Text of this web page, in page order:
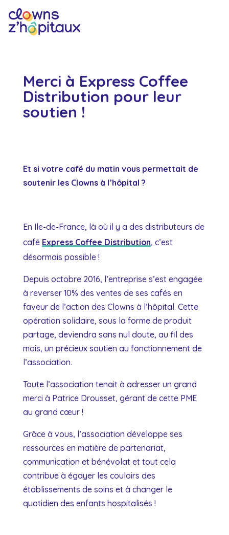
Merci à Express Coffee
Distribution pour leur
soutien !
Et si votre café du matin vous permettait de
soutenir les Clowns à l’hôpital ?
En Ile-de-France, là où il y a des distributeurs de
café Express Coffee Distribution, c’est
désormais possible !
Depuis octobre 2016, l’entreprise s’est engagée
à reverser 10% des ventes de ses cafés en
faveur de l’action des Clowns à l’hôpital. Cette
opération solidaire, sous la forme de produit
partage, deviendra sans nul doute, au fil des
mois, un précieux soutien au fonctionnement de
l’association.
Toute l’association tenait à adresser un grand
merci à Patrice Drousset, gérant de cette PME
au grand cœur !
Grâce à vous, l’association développe ses
ressources en matière de partenariat,
communication et bénévolat et tout cela
contribue à égayer les couloirs des
établissements de soins et à changer le
quotidien des enfants hospitalisés !